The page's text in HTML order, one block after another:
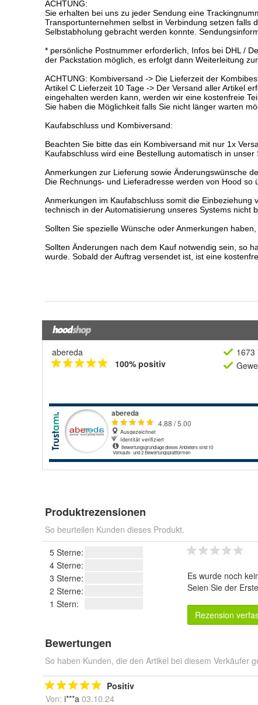
abereda
100% positiv
1673
Produktrezensionen
So beurteilen Kunden dieses Produkt.
5 Sterne:
4 Sterne:
3 Sterne:
2 Sterne:
1 Stern:
Es wurde noch
Seien Sie der
Rezension
Bewertungen
So haben Kunden, die den Artikel bei diesem Verkäufer
Positiv
Von: i***a 03.10.24